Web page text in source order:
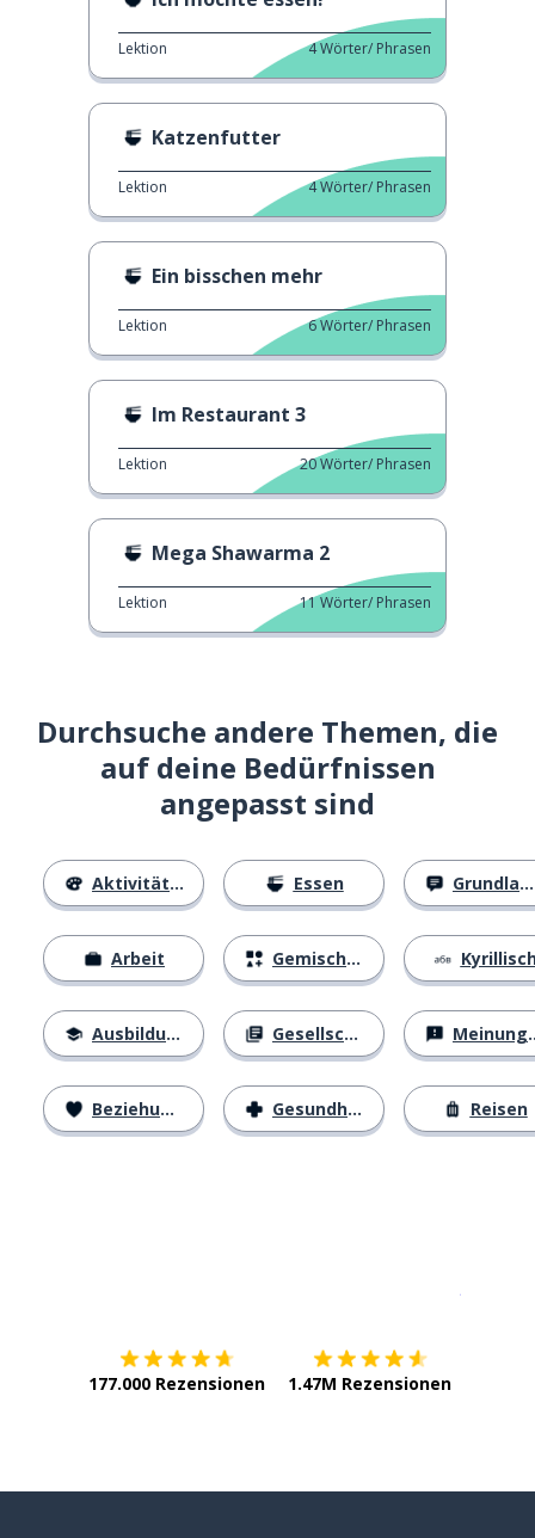
Lektion 4Wörter/ Phrasen
Katzenfutter
Lektion 4Wörter/ Phrasen
Ein bisschen mehr
Lektion 6Wörter/ Phrasen
Im Restaurant 3
Lektion 20Wörter/ Phrasen
Mega Shawarma 2
Lektion 11Wörter/ Phrasen
Durchsuche andere Themen, die
auf deine Bedürfnissen
angepasst sind
Aktivitäten
Arbeit
Ausbildung
Beziehungen
Essen
Gemischtes
Gesellschaft
Gesundheit
Grundlagen
Meinungen
Reisen
177.000 Rezensionen 1.47M Rezensionen